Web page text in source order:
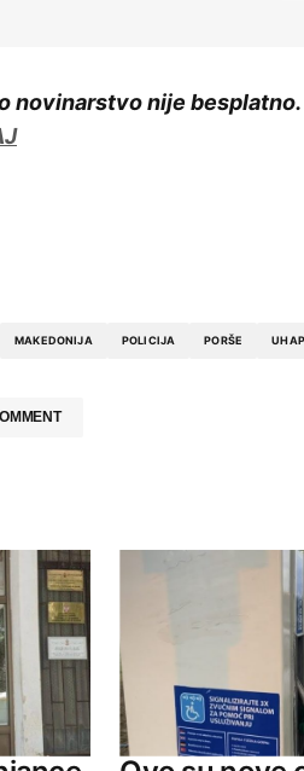
novinarstvo nije
MAKEDONIJA POLICIJA PORŠE